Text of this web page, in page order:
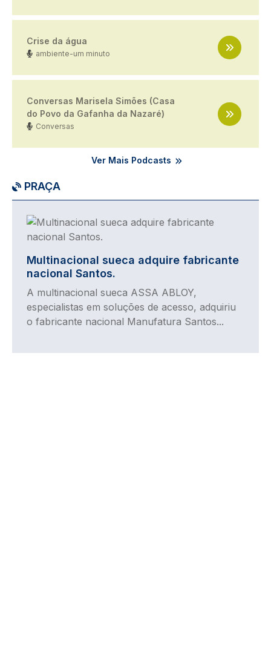
Crise da água
ambiente-um minuto
Conversas Marisela Simões (Casa
do Povo da Gafanha da Nazaré)
Conversas
Ver Mais Podcasts
PRAÇA
Imagem
Multinacional sueca adquire fabricante
nacional Santos.
A multinacional sueca ASSA ABLOY,
especialistas em soluções de acesso, adquiriu
o fabricante nacional Manufatura Santos...